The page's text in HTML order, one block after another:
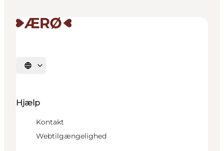
Vælg sprog
Hjælp
Kontakt
Webtilgængelighed